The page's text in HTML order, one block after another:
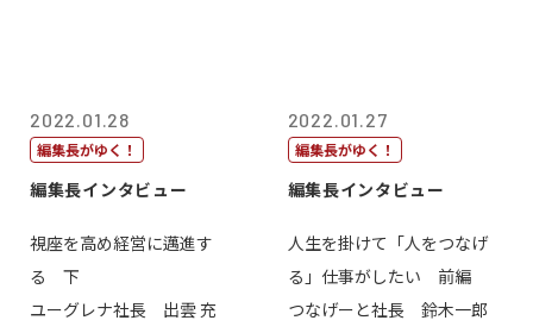
2022.01.28
編集長がゆく！
編集長インタビュー
視座を高め経営に邁進す
る 下
ユーグレナ社長 出雲 充
2022.01.27
編集長がゆく！
編集長インタビュー
人生を掛けて「人をつなげ
る」仕事がしたい 前編
つなげーと社長 鈴木一郎